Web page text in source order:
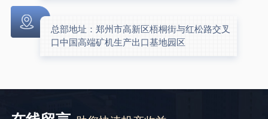
总部地址：郑州市高新区梧桐街与红松路交叉
口中国高端矿机生产出口基地园区